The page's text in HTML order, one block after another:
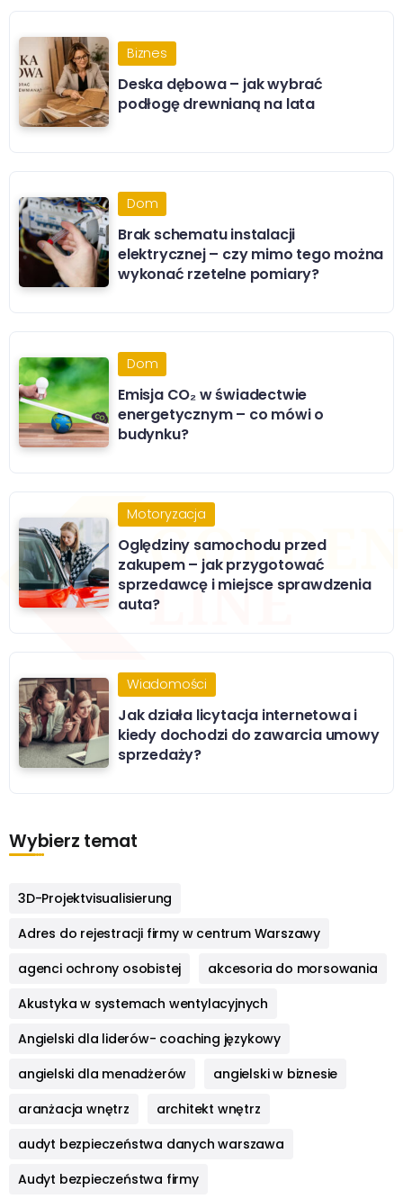
Biznes
Deska dębowa – jak wybrać
podłogę drewnianą na lata
Dom
Brak schematu instalacji
elektrycznej – czy mimo tego można
wykonać rzetelne pomiary?
Dom
Emisja CO₂ w świadectwie
energetycznym – co mówi o
budynku?
Motoryzacja
Oględziny samochodu przed
zakupem – jak przygotować
sprzedawcę i miejsce sprawdzenia
auta?
Wiadomości
Jak działa licytacja internetowa i
kiedy dochodzi do zawarcia umowy
sprzedaży?
Wybierz temat
3D-Projektvisualisierung
Adres do rejestracji firmy w centrum Warszawy
agenci ochrony osobistej
akcesoria do morsowania
Akustyka w systemach wentylacyjnych
Angielski dla liderów- coaching językowy
angielski dla menadżerów
angielski w biznesie
aranżacja wnętrz
architekt wnętrz
audyt bezpieczeństwa danych warszawa
Audyt bezpieczeństwa firmy